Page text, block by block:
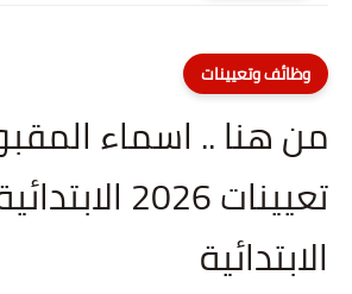
وظائف وتعيينات
من هنا .. اسماء
تعيينات 2026
الابتدائية